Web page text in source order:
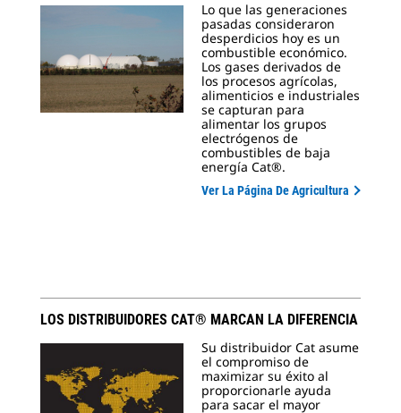
Lo que las generaciones
pasadas consideraron
desperdicios hoy es un
combustible económico.
Los gases derivados de
los procesos agrícolas,
alimenticios e industriales
se capturan para
alimentar los grupos
electrógenos de
combustibles de baja
energía Cat®.
Ver La Página De Agricultura
LOS DISTRIBUIDORES CAT® MARCAN LA DIFERENCIA
Su distribuidor Cat asume
el compromiso de
maximizar su éxito al
proporcionarle ayuda
para sacar el mayor